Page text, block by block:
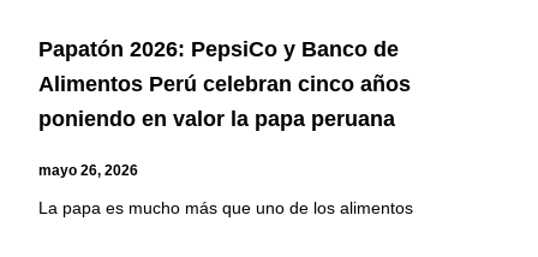
Papatón 2026: PepsiCo y Banco de
Alimentos Perú celebran cinco años
poniendo en valor la papa peruana
mayo 26, 2026
La papa es mucho más que uno de los alimentos